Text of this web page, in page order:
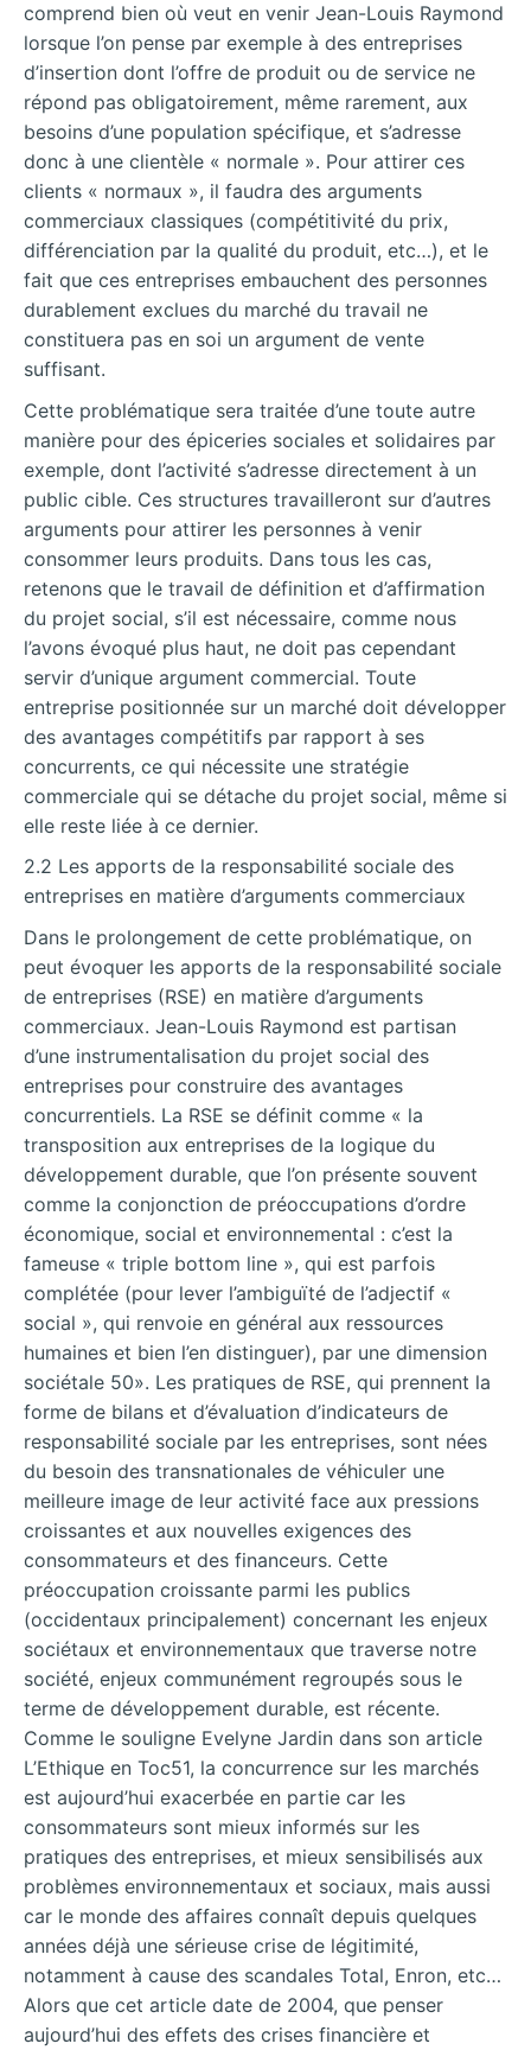
comprend bien où veut en venir Jean-Louis Raymond
lorsque l’on pense par exemple à des entreprises
d’insertion dont l’offre de produit ou de service ne
répond pas obligatoirement, même rarement, aux
besoins d’une population spécifique, et s’adresse
donc à une clientèle « normale ». Pour attirer ces
clients « normaux », il faudra des arguments
commerciaux classiques (compétitivité du prix,
différenciation par la qualité du produit, etc…), et le
fait que ces entreprises embauchent des personnes
durablement exclues du marché du travail ne
constituera pas en soi un argument de vente
suffisant.
Cette problématique sera traitée d’une toute autre
manière pour des épiceries sociales et solidaires par
exemple, dont l’activité s’adresse directement à un
public cible. Ces structures travailleront sur d’autres
arguments pour attirer les personnes à venir
consommer leurs produits. Dans tous les cas,
retenons que le travail de définition et d’affirmation
du projet social, s’il est nécessaire, comme nous
l’avons évoqué plus haut, ne doit pas cependant
servir d’unique argument commercial. Toute
entreprise positionnée sur un marché doit développer
des avantages compétitifs par rapport à ses
concurrents, ce qui nécessite une stratégie
commerciale qui se détache du projet social, même si
elle reste liée à ce dernier.
2.2 Les apports de la responsabilité sociale des
entreprises en matière d’arguments commerciaux
Dans le prolongement de cette problématique, on
peut évoquer les apports de la responsabilité sociale
de entreprises (RSE) en matière d’arguments
commerciaux. Jean-Louis Raymond est partisan
d’une instrumentalisation du projet social des
entreprises pour construire des avantages
concurrentiels. La RSE se définit comme « la
transposition aux entreprises de la logique du
développement durable, que l’on présente souvent
comme la conjonction de préoccupations d’ordre
économique, social et environnemental : c’est la
fameuse « triple bottom line », qui est parfois
complétée (pour lever l’ambiguïté de l’adjectif «
social », qui renvoie en général aux ressources
humaines et bien l’en distinguer), par une dimension
sociétale 50». Les pratiques de RSE, qui prennent la
forme de bilans et d’évaluation d’indicateurs de
responsabilité sociale par les entreprises, sont nées
du besoin des transnationales de véhiculer une
meilleure image de leur activité face aux pressions
croissantes et aux nouvelles exigences des
consommateurs et des financeurs. Cette
préoccupation croissante parmi les publics
(occidentaux principalement) concernant les enjeux
sociétaux et environnementaux que traverse notre
société, enjeux communément regroupés sous le
terme de développement durable, est récente.
Comme le souligne Evelyne Jardin dans son article
L’Ethique en Toc51, la concurrence sur les marchés
est aujourd’hui exacerbée en partie car les
consommateurs sont mieux informés sur les
pratiques des entreprises, et mieux sensibilisés aux
problèmes environnementaux et sociaux, mais aussi
car le monde des affaires connaît depuis quelques
années déjà une sérieuse crise de légitimité,
notamment à cause des scandales Total, Enron, etc…
Alors que cet article date de 2004, que penser
aujourd’hui des effets des crises financière et